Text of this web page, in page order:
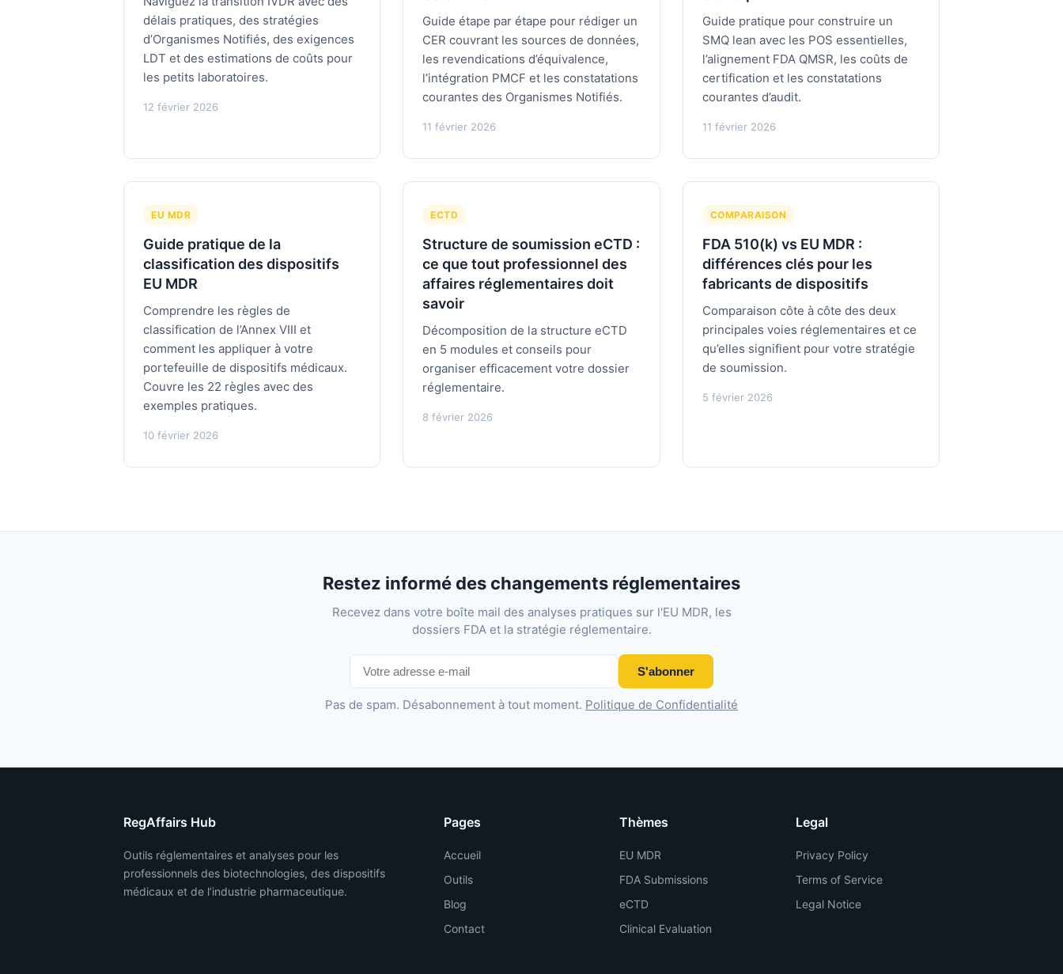
délais pratiques, des stratégies
d’Organismes Notifiés, des exigences
LDT et des estimations de coûts pour
les petits laboratoires.
12 février 2026
Guide étape par étape pour rédiger un
CER couvrant les sources de données,
les revendications d’équivalence,
l’intégration PMCF et les constatations
courantes des Organismes Notifiés.
11 février 2026
Guide pratique pour construire un
SMQ lean avec les POS essentielles,
l’alignement FDA QMSR, les coûts de
certification et les constatations
courantes d’audit.
11 février 2026
EU MDR
Guide pratique de la
classification des dispositifs
EU MDR
Comprendre les règles de
classification de l’Annex VIII et
comment les appliquer à votre
portefeuille de dispositifs médicaux.
Couvre les 22 règles avec des
exemples pratiques.
10 février 2026
ECTD
Structure de soumission eCTD :
ce que tout professionnel des
affaires réglementaires doit
savoir
Décomposition de la structure eCTD
en 5 modules et conseils pour
organiser efficacement votre dossier
réglementaire.
8 février 2026
COMPARAISON
FDA 510(k) vs EU MDR :
différences clés pour les
fabricants de dispositifs
Comparaison côte à côte des deux
principales voies réglementaires et ce
qu’elles signifient pour votre stratégie
de soumission.
5 février 2026
Restez informé des changements réglementaires
Recevez dans votre boîte mail des analyses pratiques sur l'EU MDR, les
dossiers FDA et la stratégie réglementaire.
S'abonner
Pas de spam. Désabonnement à tout moment. Politique de Confidentialité
RegAffairs Hub
Outils réglementaires et analyses pour les
professionnels des biotechnologies, des dispositifs
médicaux et de l’industrie pharmaceutique.
Pages
Accueil
Outils
Blog
Contact
Thèmes
EU MDR
FDA Submissions
eCTD
Clinical Evaluation
Legal
Privacy Policy
Terms of Service
Legal Notice